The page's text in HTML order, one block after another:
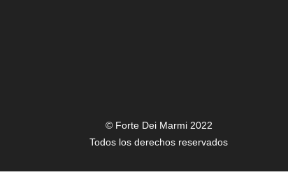
© Forte Dei Marmi 2022
Todos los derechos reservados